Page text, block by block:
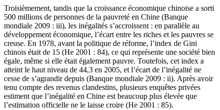
Troisièmement, tandis que la croissance économique chinoise a sorti
500 millions de personnes de la pauvreté en Chine (Banque
mondiale 2009 : iii), les inégalités s’accroissent : en parallèle au
développement économique, l’écart entre les riches et les pauvres se
creuse. En 1978, avant la politique de réforme, l’index de Gini
chinois était de 15 (He 2001 : 84), ce qui représente une société bien
égale, même si elle était également pauvre. Toutefois, cet index a
atteint le haut niveau de 44,3 en 2005, et l’écart de l’inégalité ne
cesse de s’agrandir depuis (Banque mondiale 2009 : ii). Après avoir
tenu compte des revenus clandestins, plusieurs enquêtes privées
estiment que l’inégalité en Chine est beaucoup plus élevée que
l’estimation officielle ne le laisse croire (He 2001 : 85).